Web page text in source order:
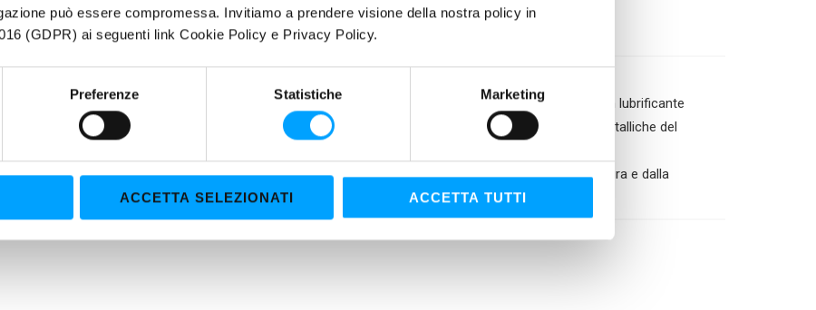
può essere compromessa. Invitiamo a prendere visione della nostra policy in
(GDPR) ai seguenti link Cookie Policy e Privacy Policy.
Preferenze Statistiche Marketing
ACCETTA SELEZIONATI ACCETTA TUTTI
La resistenza al taglio conferisce al grasso una durata superiore
Pompabile nei tradizionali apparecchi di lubrificazione
esclusiva Bardahl Polar Plus assicura assicura un doppio livello di protezione costituito da un film lubrificante
al quale si aggiunge uno strato di molecole polari in grado di aderire stabilmente alle superfici metalliche del
di una miscela unica nel suo genere per quanto riguarda la capacità di preservare le superfici dall’usura e dalla